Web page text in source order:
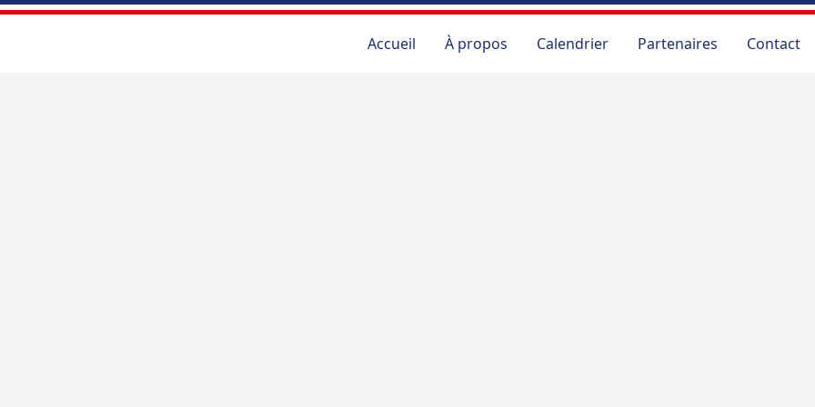
Accueil À propos Calendrier Partenaires Contact